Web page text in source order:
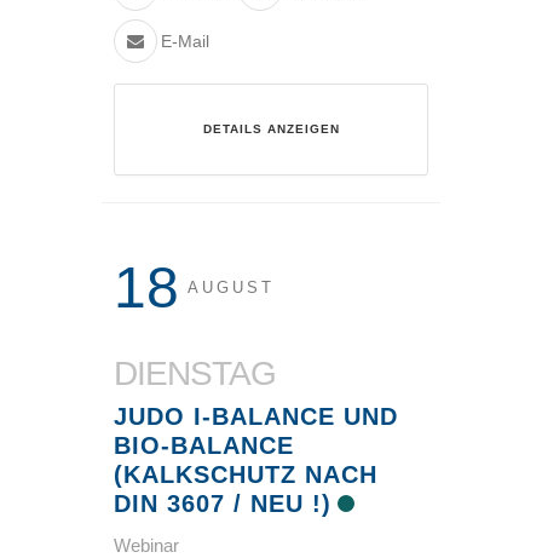
E-Mail
DETAILS ANZEIGEN
18 AUGUST
DIENSTAG
JUDO I-BALANCE UND
BIO-BALANCE
(KALKSCHUTZ NACH
DIN 3607 / NEU !)
Webinar